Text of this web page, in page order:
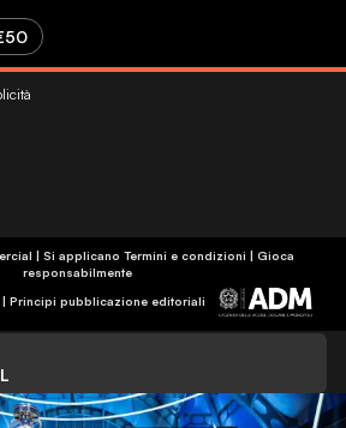
| Si applicano Termini e condizioni | Gioca
responsabilmente
| Principi pubblicazione editoriali